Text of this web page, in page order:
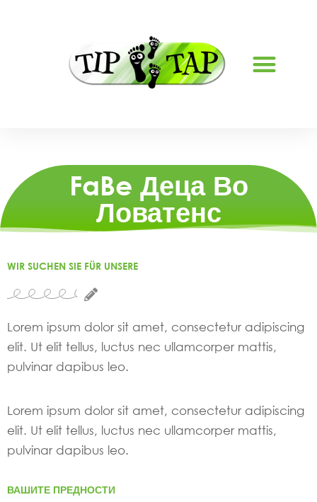
FaBe Деца Во
Ловатенс
WIR SUCHEN SIE FÜR UNSERE
Lorem ipsum dolor sit amet, consectetur adipiscing
elit. Ut elit tellus, luctus nec ullamcorper mattis,
pulvinar dapibus leo.
Lorem ipsum dolor sit amet, consectetur adipiscing
elit. Ut elit tellus, luctus nec ullamcorper mattis,
pulvinar dapibus leo.
ВАШИТЕ ПРЕДНОСТИ